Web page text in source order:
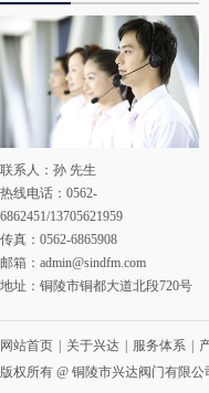
联系人：孙 先生
热线电话：0562-
6862451/13705621959
传真：0562-6865908
邮箱： admin@sindfm.com
地址：铜陵市铜都大道北段720号
网站首页 | 关于兴达 | 服务体系 |
版权所有 @ 铜陵市兴达阀门有限